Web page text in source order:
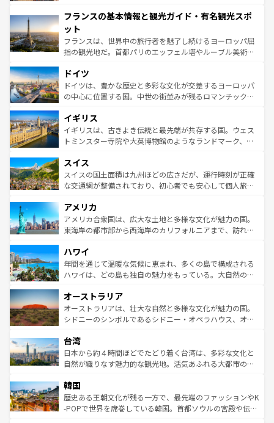
ませてくれるイタリアで、忘れられない旅をしてみよう！
なお、新着のイタリア情報は
しい。
文化が根付くこの国では、情熱的なフラメンコ、熱気あふ
れる闘牛、そして美味しいタパスが生活の一部となってい
る。首都マドリードの洗練された雰囲気や、バルセロナの
アートに溢れた街角から、地方では古代ローマ遺跡や中世
せる。地方によって風土や気候が異なるスペインはその個
性で訪れる人を魅了する。 なお、新着のスペイン情報は コ
ンテンツ一覧を参照してほしい。
フランスの基本情報と観光ガイド・有名観光スポ
ット
フランスは、世界中の旅行者を魅了し続けるヨーロッパ屈
指の観光地だ。首都パリのエッフェル塔やルーブル美術館
で、幅広い魅力が詰まっている。華麗な宮殿、歴史的な大
聖堂、美しいビーチ、そして豊かな自然が、訪れる者を心
から魅了する。また、フランスは美食の国としても知ら
いる。シャンパンの発祥地であるランス、プロヴァンスの
香り高いラベンダー畑など、多彩な楽しみ方が可能だ。さ
らに、パリ以外の地域にも魅力が溢れており、どの街角に
れる地方に足を運ぶとそれぞれで全く異なる文化を体験で
きるだろう。 なお、新着のフランス情報はコンテンツ一覧
を参照してほしい。
ドイツ
ドイツは、豊かな歴史と多彩な文化が交差するヨーロッパ
の中心に位置する国。中世の街並みが残るロマンチック街
顔を持つこの国は、どこを歩いても飽きることがない。ベ
ルリンの文化的活気、バイエルン州のアルプスの絶景、そ
してライン川沿いのワイン畑といった風景は必見。ビール
は、お酒好きな人にはぜひ体験してほしい。 なお、新着の
ドイツ情報はコンテンツ一覧を参照してほしい。
イギリス
イギリスは、古きよき伝統と最先端が共存する国。ウェス
トミンスター寺院や大英博物館のようなランドマーク、歴
リアごとに異なる魅力がある。また、優雅なアフタヌーン
ティー、ビール好きにはたまらない英国パブ、サッカー観
戦など、本場だからこそできる体験も豊富。イギリスを旅
ンツ一覧を参照してほしい。
スイス
スイスの国土面積は九州ほどの広さだが、運行時刻が正確
な交通網が整備されており、初心者でも安心して個人旅行
の建物がそのまま残る町や、スイスならではのユニークな
博物館もあり、アルプス観光だけでなく町歩きも満喫する
ことができる。国民の所得が高いため物価も高いが、旅行
ば市内交通費無料で観光を楽しむこともできる。 なお、新
着のスイス情報はコンテンツ一覧 を参照してほしい。
アメリカ
アメリカ合衆国は、広大な土地と多様な文化が魅力の国。
東海岸の都市部から西海岸のカリフォルニアまで、訪れる
のような巨大都市は、観光、ショッピング、エンターテイ
ンメントが詰まった刺激的なスポットだ。一方、アメリカ
西部には大自然が広がり、グランドキャニオンやイエロー
部のニューオーリンズでは、音楽と美食が融合した独特の
文化が魅力。旅行者はアメリカの各地域で異なる魅力を楽
しみながら、その多様性と豊かな歴史を感じることができ
ならではの贅沢な旅のスタイルだ。 なお、新着のアメリカ
情報はコンテンツ一覧を参照してほしい。
ハワイ
年間を通じて温暖な気候に恵まれ、多くの島で構成される
ハワイは、どの島も独自の魅力をもっている。大自然の神
ワイ島は見逃せない。また、定番の観光地といえばオアフ
島だが、静かな自然を求めるならマウイ島やカウアイ島が
おすすめ。エメラルドグリーンに輝く海をはじめ、豊かな
れるおもてなしの心で訪れる人々を迎えてくれるハワイの
人々、おいしいローカルフードやハワイアンミュージッ
ク、伝統的なフラダンスなど、すべてがハワイの魅力を彩
ワイを、存分に味わってほしい。 なお、新着のハワイ情報
はコンテンツ一覧を参照してほしい。
オーストラリア
オーストラリアは、壮大な自然と多様な文化が魅力の国。
シドニーのシンボルであるシドニー・オペラハウス、オー
リアリーフや大陸中央部にそびえるウルル（エアーズロッ
ク）、タスマニアの美しい原生林やケアンズの熱帯雨林な
ど、見どころがたくさん。また、カフェやワイン、オージ
いる。アクティビティも充実しており、サーフィンやダイ
ビング、ハイキングなど、アウトドア好きにはたまらな
い。オーストラリアの多彩な魅力を存分に味わいつくそ
台湾
日本から約４時間ほどでたどり着く台湾は、多彩な文化と
自然が織りなす魅力的な観光地。活気あふれる大都市の台
ン）、静ひつな山岳地帯である台湾東部など、都市の喧騒
と山間の静けさが共存しており、訪れる人に新しい発見と
驚きをもたらしてくれる。また、奥深い台湾の食文化も魅
韓国
歴史ある王朝文化が残る一方で、最先端のファッションやK
-POPで世界を席巻している韓国。首都ソウルの宮殿や伝統